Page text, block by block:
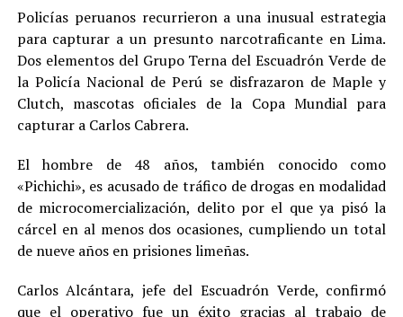
Policías peruanos recurrieron a una inusual estrategia
para capturar a un presunto narcotraficante en Lima.
Dos elementos del Grupo Terna del Escuadrón Verde de
la Policía Nacional de Perú se disfrazaron de Maple y
Clutch, mascotas oficiales de la Copa Mundial para
capturar a Carlos Cabrera.
El hombre de 48 años, también conocido como
«Pichichi», es acusado de tráfico de drogas en modalidad
de microcomercialización, delito por el que ya pisó la
cárcel en al menos dos ocasiones, cumpliendo un total
de nueve años en prisiones limeñas.
Carlos Alcántara, jefe del Escuadrón Verde, confirmó
que el operativo fue un éxito gracias al trabajo de